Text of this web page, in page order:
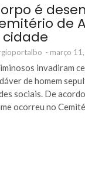
é
de
cidade
- março
invadiram
de homem
sociais. De
ocorreu no